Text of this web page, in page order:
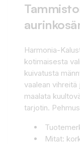
Harmonia-
kotimaisesta
kuivatusta
vaalean
maalata
tarjotin.
Mitat: